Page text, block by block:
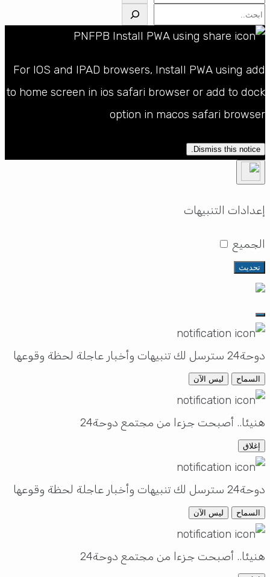
البحث
For IOS and IPAD browsers, Install PWA using add
to home screen in ios safari browser or add to dock
option in macos safari browser
Dismiss this notice.
إعدادات التنبيهات
الجميع
تحديث
دوحة24 سترسل لك تنبيهات وأخبار عاجلة لحظة وقوعها
السماح ليس الآن
هنيئا.. أصبحت جزءا من مجتمع دوحة24
إغلاق
دوحة24 سترسل لك تنبيهات وأخبار عاجلة لحظة وقوعها
السماح ليس الآن
هنيئا.. أصبحت جزءا من مجتمع دوحة24